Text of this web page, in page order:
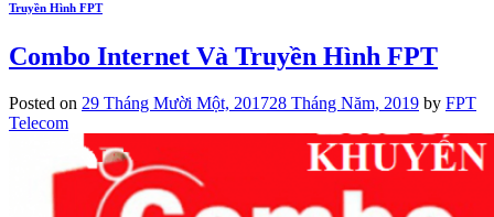
Truyền Hình FPT
Combo Internet Và Truyền Hình FPT
Posted on 29 Tháng Mười Một, 201728 Tháng Năm, 2019 by FPT
Telecom